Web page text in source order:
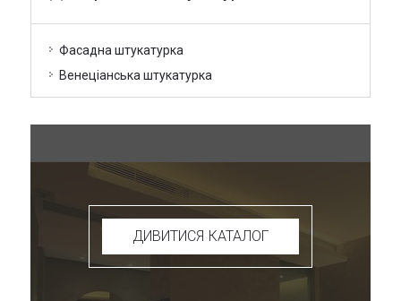
Фасадна штукатурка
Венеціанська штукатурка
ДИВИТИСЯ КАТАЛОГ